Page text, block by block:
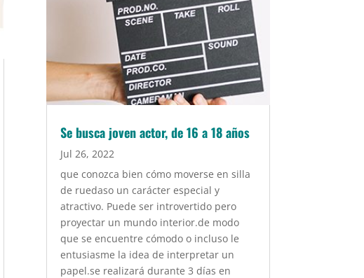
Se busca joven actor, de 16 a 18 años
Jul 26, 2022
que conozca bien cómo moverse en silla
de ruedaso un carácter especial y
atractivo. Puede ser introvertido pero
proyectar un mundo interior.de modo
que se encuentre cómodo o incluso le
entusiasme la idea de interpretar un
papel.se realizará durante 3 días en